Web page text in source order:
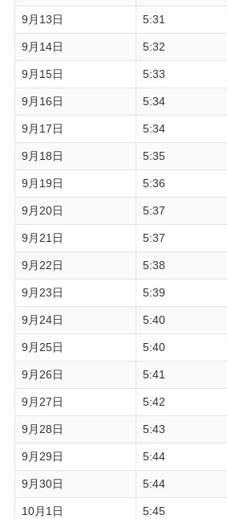
9月13日 5:31
9月14日 5:32
9月15日 5:33
9月16日 5:34
9月17日 5:34
9月18日 5:35
9月19日 5:36
9月20日 5:37
9月21日 5:37
9月22日 5:38
9月23日 5:39
9月24日 5:40
9月25日 5:40
9月26日 5:41
9月27日 5:42
9月28日 5:43
9月29日 5:44
9月30日 5:44
10月1日 5:45